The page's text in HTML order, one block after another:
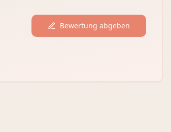
Bewertung abgeben